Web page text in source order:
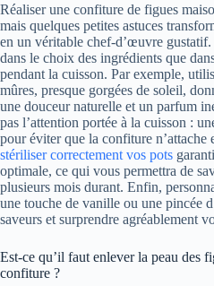
Réaliser une confiture de figues
mais quelques petites astuces
en un véritable chef-d’œuvre gustatif.
dans le choix des ingrédients que
pendant la cuisson. Par exemple,
mûres, presque gorgées de soleil,
une douceur naturelle et un parfum
pas l’attention portée à la cuisson :
pour éviter que la confiture n’attache
stériliser correctement vos pots
optimale, ce qui vous permettra de
plusieurs mois durant. Enfin,
une touche de vanille ou une pincée
saveurs et surprendre agréablement
Est-ce qu’il faut enlever la peau des
confiture ?